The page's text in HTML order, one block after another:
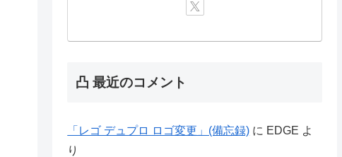
凸 最近のコメント
「レゴ デュプロ ロゴ変更」(備忘録) に EDGE よ
り